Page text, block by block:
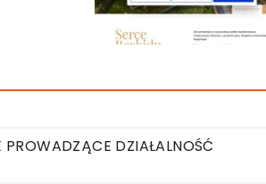
PROWADZĄCE DZIAŁALNOŚĆ